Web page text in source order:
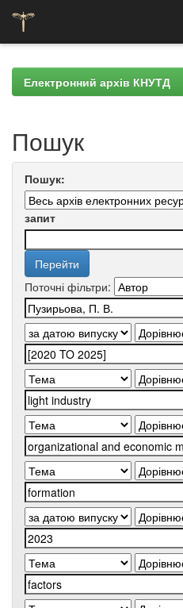
navigationЕлектронний архів КНУТД
Пошук
Пошук:
запит
Поточні фільтри: